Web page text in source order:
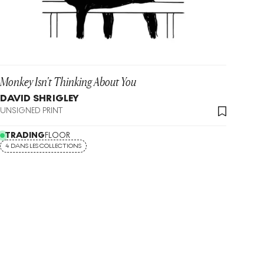
Monkey Isn't Thinking About You
DAVID SHRIGLEY
UNSIGNED PRINT
TRADINGFLOOR
4 DANS LES COLLECTIONS